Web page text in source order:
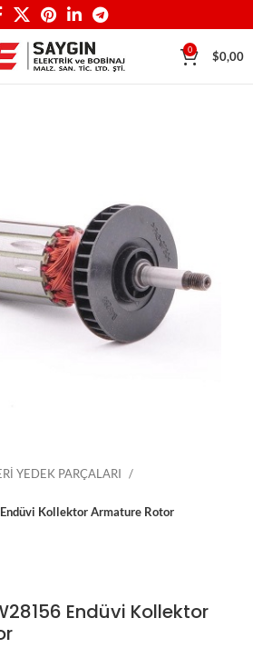
0 $0,00
YEDEK PARÇALARI
Kollektor Armature Rotor
Endüvi Kollektor